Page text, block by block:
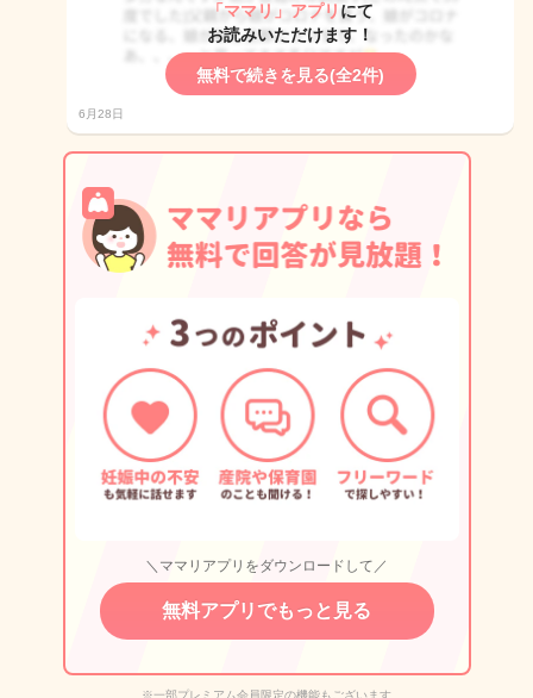
「ママリ」アプリ にて
お読みいただけます！
無料で続きを見る(全2件)
6月28日
＼ママリアプリをダウンロードして／
無料アプリでもっと見る
※一部プレミアム会員限定の機能もございます